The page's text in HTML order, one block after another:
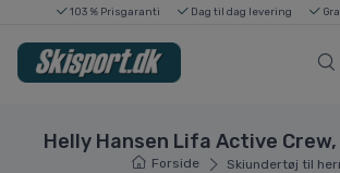
103 % Prisgaranti Dag til dag levering
Helly Hansen Lifa Active
Forside Skiundertøj til